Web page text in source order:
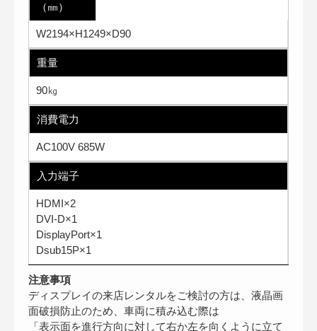
（㎜）
W2194×H1249×D90
重量
90㎏
消費電力
AC100V 685W
入力端子
HDMI×2
DVI-D×1
DisplayPort×1
Dsub15P×1
注意事項
ディスプレイの来店レンタルをご検討の方は、液晶画
面破損防止のため、車両に積み込む際は
「表示面を進行方向に対して右か左を向くように立て